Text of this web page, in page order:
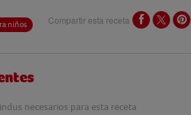
niños Compartir esta receta
necesarios para esta receta